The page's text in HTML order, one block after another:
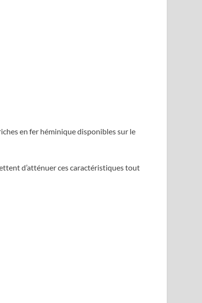
en fer héminique disponibles sur le
d’atténuer ces caractéristiques tout